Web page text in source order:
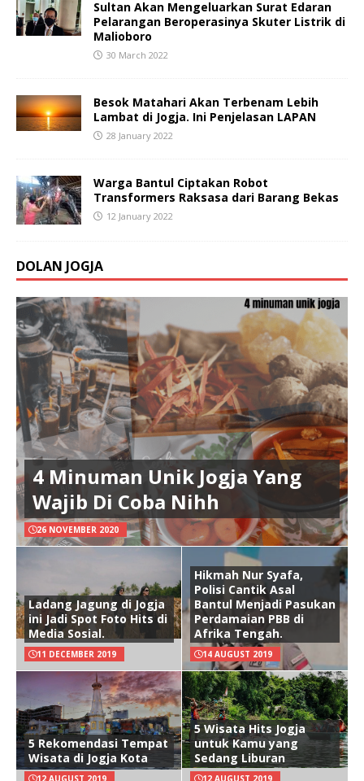
Sultan Akan Mengeluarkan Surat Edaran
Pelarangan Beroperasinya Skuter Listrik di
Malioboro
30 March 2022
Besok Matahari Akan Terbenam Lebih
Lambat di Jogja. Ini Penjelasan LAPAN
28 January 2022
Warga Bantul Ciptakan Robot
Transformers Raksasa dari Barang Bekas
12 January 2022
DOLAN JOGJA
4 Minuman Unik Jogja Yang
Wajib Di Coba Nihh
26 NOVEMBER 2020
Ladang Jagung di Jogja
ini Jadi Spot Foto Hits di
Media Sosial.
11 DECEMBER 2019
Hikmah Nur Syafa,
Polisi Cantik Asal
Bantul Menjadi Pasukan
Perdamaian PBB di
Afrika Tengah.
14 AUGUST 2019
5 Rekomendasi Tempat
Wisata di Jogja Kota
12 AUGUST 2019
5 Wisata Hits Jogja
untuk Kamu yang
Sedang Liburan
12 AUGUST 2019